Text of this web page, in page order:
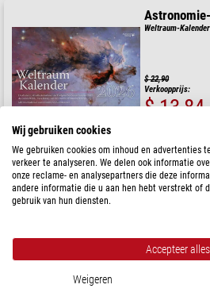
Weltraum-
$ 22,90
Verkoopprijs:
$ 13,84
Rob
Zelf sterrenkijken
$ 34,90
Klaar
Wij gebruiken cookies
We gebruiken cookies om inhoud en advertenties
verkeer te analyseren. We delen ook informatie
onze reclame- en analysepartners die deze
andere informatie die u aan hen hebt verstrekt of
gebruik van hun diensten.
Accepteer alles
Weigeren